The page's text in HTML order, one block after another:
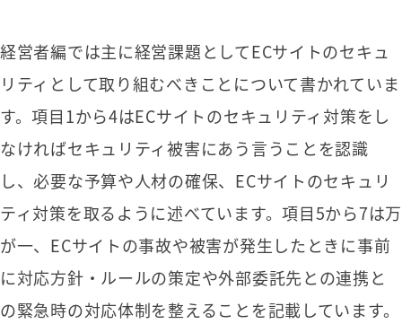
経営者編では主に経営課題としてECサイトのセキュ
リティとして取り組むべきことについて書かれていま
す。項目1から4はECサイトのセキュリティ対策をし
なければセキュリティ被害にあう言うことを認識
し、必要な予算や人材の確保、ECサイトのセキュリ
ティ対策を取るように述べています。項目5から7は万
が一、ECサイトの事故や被害が発生したときに事前
に対応方針・ルールの策定や外部委託先との連携と
の緊急時の対応体制を整えることを記載しています。